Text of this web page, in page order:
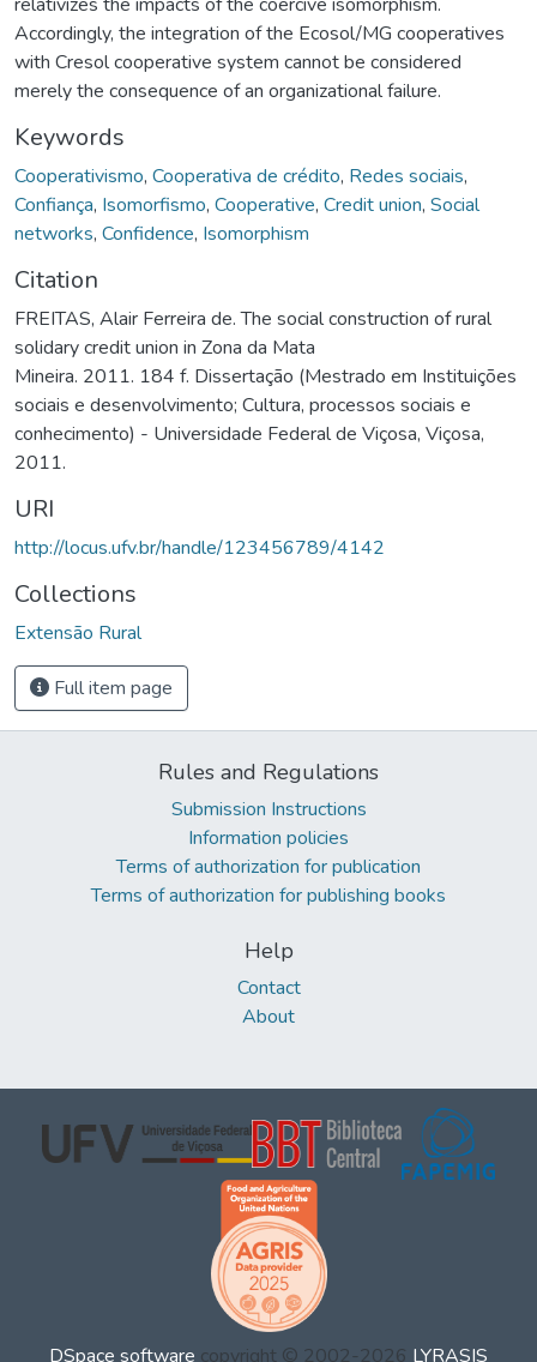
Accordingly, the integration of the Ecosol/MG cooperatives
with Cresol cooperative system cannot be considered
merely the consequence of an organizational failure.
Keywords
Cooperativismo, Cooperativa de crédito, Redes sociais,
Confiança, Isomorfismo, Cooperative, Credit union, Social
networks, Confidence, Isomorphism
Citation
FREITAS, Alair Ferreira de. The social construction of rural
solidary credit union in Zona da Mata
Mineira. 2011. 184 f. Dissertação (Mestrado em Instituições
sociais e desenvolvimento; Cultura, processos sociais e
conhecimento) - Universidade Federal de Viçosa, Viçosa,
2011.
URI
http://locus.ufv.br/handle/123456789/4142
Collections
Extensão Rural
Full item page
Rules and Regulations
Submission Instructions
Information policies
Terms of authorization for publication
Terms of authorization for publishing books
Help
Contact
About
DSpace software copyright © 2002-2026 LYRASIS